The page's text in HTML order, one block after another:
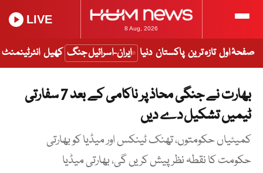
8 Aug, 2026
LIVE
صفحۂ اول تازہ ترین پاکستان دنیا ایران-اسرائیل جنگ کھیل انٹرٹینمنٹ
بھارت نے جنگی محاذ پر ناکامی کے بعد 7 سفارتی
ٹیمیں تشکیل دے دیں
کمیٹیاں حکومتوں، تھنک ٹینکس اور میڈیا کو بھارتی
حکومت کا نقطہ نظر پیش کریں گی، بھارتی میڈیا